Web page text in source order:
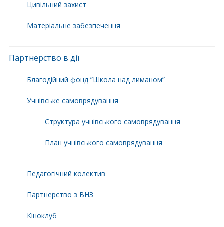
Цивільний захист
Матеріальне забезпечення
Партнерство в дії
Благодійний фонд ”Школа над лиманом”
Учнівське самоврядування
Структура учнiвського самоврядування
План учнiвського самоврядування
Педагогічний колектив
Партнерство з ВНЗ
Кіноклуб